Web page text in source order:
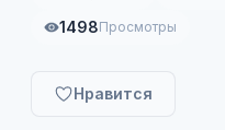
1498Просмотры
Нравится